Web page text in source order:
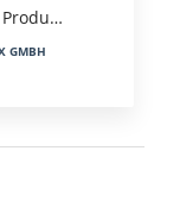
GMBH